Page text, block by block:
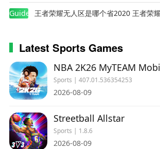
Guides
Latest Sports Games
NBA 2K26 MyTEAM
Sports | 407.01.536354253
2026-08-09
Streetball Allstar
Sports | 1.8.6
2026-08-09